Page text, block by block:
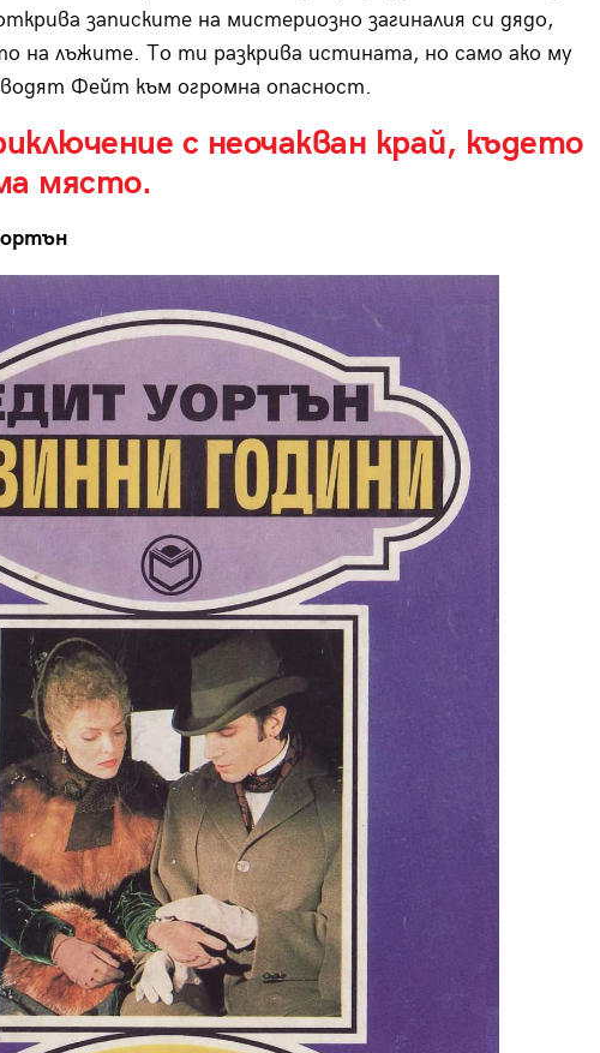
записките на мистериозно загиналия си дядо,
на лъжите. То ти разкрива истината, но само ако му
Фейт към огромна опасност.
с неочакван край, където
място.